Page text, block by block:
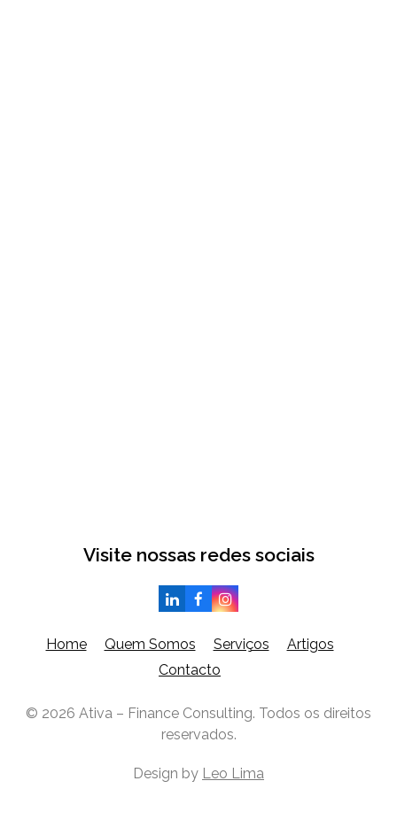
Visite nossas redes sociais
Home Quem Somos Serviços
Artigos
Contacto
© 2026 Ativa – Finance Consulting. Todos os direitos
reservados.
Design by Leo Lima